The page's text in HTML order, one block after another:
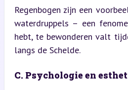
Regenbogen zijn een
waterdruppels – een
hebt, te bewonderen valt
langs de Schelde.
C. Psychologie en